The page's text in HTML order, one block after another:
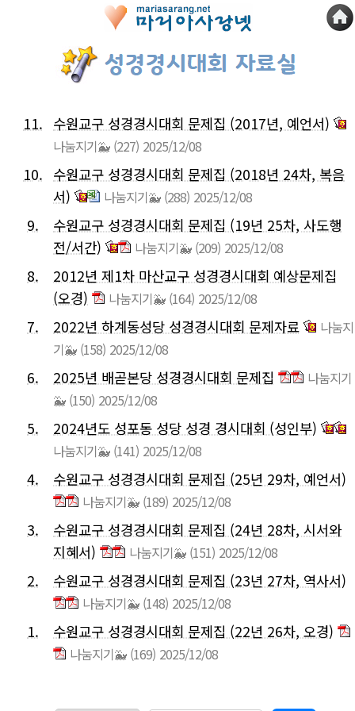
11. 수원교구 성경경시대회 문제집 (2017년, 예언서)
나눔지기🐳 (227) 2025/12/08
10. 수원교구 성경경시대회 문제집 (2018년 24차, 복음
서)
나눔지기🐳 (288) 2025/12/08
9.
수원교구 성경경시대회 문제집 (19년 25차, 사도행
전/서간)
나눔지기🐳 (209) 2025/12/08
8.
2012년 제1차 마산교구 성경경시대회 예상문제집
(오경)
나눔지기🐳 (164) 2025/12/08
7. 2022년 하계동성당 성경경시대회 문제자료
나눔지
기🐳 (158) 2025/12/08
6. 2025년 배곧본당 성경경시대회 문제집
나눔지기
🐳 (150) 2025/12/08
5. 2024년도 성포동 성당 성경 경시대회 (성인부)
나눔지기🐳 (141) 2025/12/08
4. 수원교구 성경경시대회 문제집 (25년 29차, 예언서)
나눔지기🐳 (189) 2025/12/08
3.
수원교구 성경경시대회 문제집 (24년 28차, 시서와
지혜서)
나눔지기🐳 (151) 2025/12/08
2. 수원교구 성경경시대회 문제집 (23년 27차, 역사서)
나눔지기🐳 (148) 2025/12/08
1. 수원교구 성경경시대회 문제집 (22년 26차, 오경)
나눔지기🐳 (169) 2025/12/08